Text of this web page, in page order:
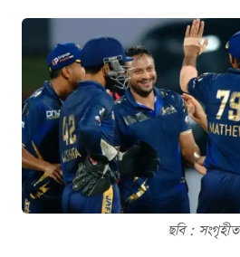
ছবি : সংগৃহীত